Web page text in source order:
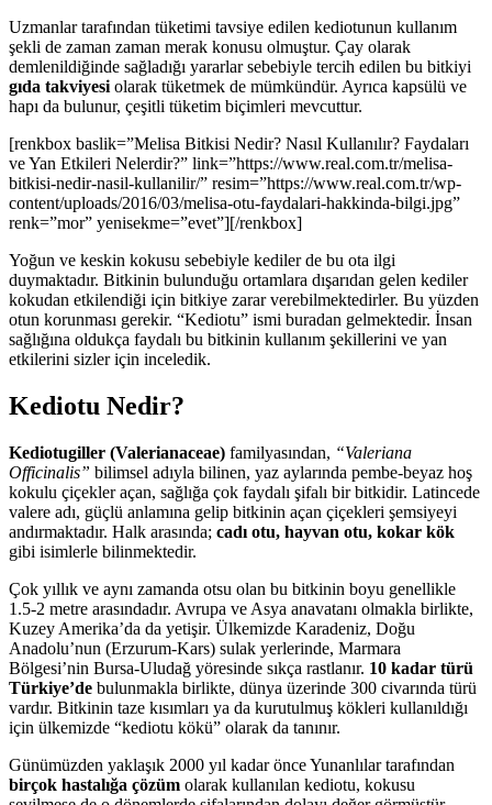
Uzmanlar tarafından tüketimi tavsiye edilen kediotunun kullanım
şekli de zaman zaman merak konusu olmuştur. Çay olarak
demlenildiğinde sağladığı yararlar sebebiyle tercih edilen bu bitkiyi
gıda takviyesi olarak tüketmek de mümkündür. Ayrıca kapsülü ve
hapı da bulunur, çeşitli tüketim biçimleri mevcuttur.
[renkbox baslik=”Melisa Bitkisi Nedir? Nasıl Kullanılır? Faydaları
ve Yan Etkileri Nelerdir?” link=”https://www.real.com.tr/melisa-
bitkisi-nedir-nasil-kullanilir/” resim=”https://www.real.com.tr/wp-
content/uploads/2016/03/melisa-otu-faydalari-hakkinda-bilgi.jpg”
renk=”mor” yenisekme=”evet”][/renkbox]
Yoğun ve keskin kokusu sebebiyle kediler de bu ota ilgi
duymaktadır. Bitkinin bulunduğu ortamlara dışarıdan gelen kediler
kokudan etkilendiği için bitkiye zarar verebilmektedirler. Bu yüzden
otun korunması gerekir. “Kediotu” ismi buradan gelmektedir. İnsan
sağlığına oldukça faydalı bu bitkinin kullanım şekillerini ve yan
etkilerini sizler için inceledik.
Kediotu Nedir?
Kediotugiller (Valerianaceae) familyasından, “Valeriana
Officinalis” bilimsel adıyla bilinen, yaz aylarında pembe-beyaz hoş
kokulu çiçekler açan, sağlığa çok faydalı şifalı bir bitkidir. Latincede
valere adı, güçlü anlamına gelip bitkinin açan çiçekleri şemsiyeyi
andırmaktadır. Halk arasında; cadı otu, hayvan otu, kokar kök
gibi isimlerle bilinmektedir.
Çok yıllık ve aynı zamanda otsu olan bu bitkinin boyu genellikle
1.5-2 metre arasındadır. Avrupa ve Asya anavatanı olmakla birlikte,
Kuzey Amerika’da da yetişir. Ülkemizde Karadeniz, Doğu
Anadolu’nun (Erzurum-Kars) sulak yerlerinde, Marmara
Bölgesi’nin Bursa-Uludağ yöresinde sıkça rastlanır. 10 kadar türü
Türkiye’de bulunmakla birlikte, dünya üzerinde 300 civarında türü
vardır. Bitkinin taze kısımları ya da kurutulmuş kökleri kullanıldığı
için ülkemizde “kediotu kökü” olarak da tanınır.
Günümüzden yaklaşık 2000 yıl kadar önce Yunanlılar tarafından
birçok hastalığa çözüm olarak kullanılan kediotu, kokusu